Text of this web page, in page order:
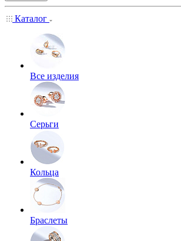
Каталог
Все изделия
Серьги
Кольца
Браслеты